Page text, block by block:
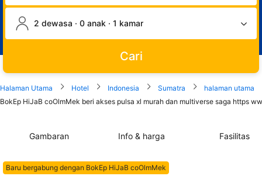
2 dewasa · 0 anak · 1 kamar
Cari
Halaman Utama Hotel Indonesia Sumatra
halaman utama
BokEp HiJaB coOlmMek beri akses pulsa xl murah dan multiverse saga https
Gambaran Info & harga Fasilitas
Baru bergabung dengan BokEp HiJaB coOlmMek